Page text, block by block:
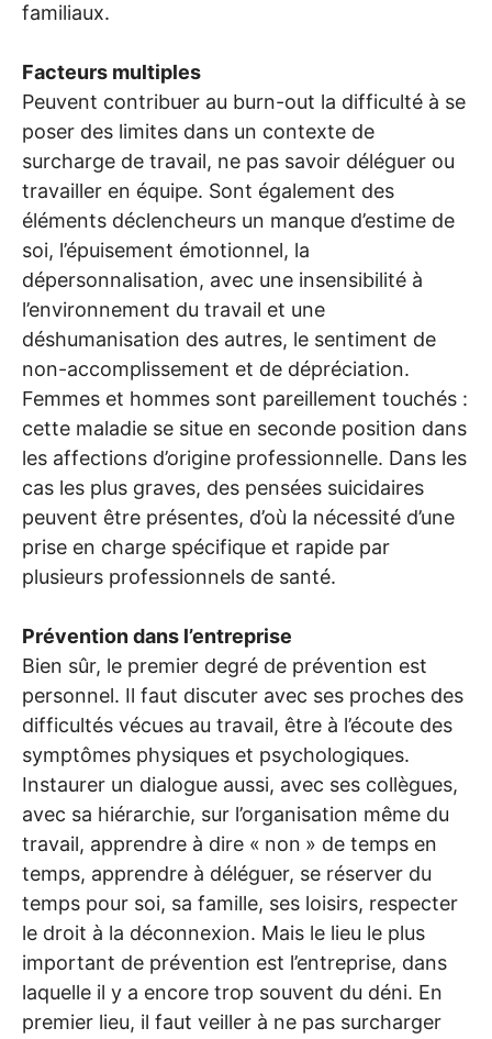
familiaux.
Facteurs multiples
Peuvent contribuer au burn-out la difficulté à se
poser des limites dans un contexte de
surcharge de travail, ne pas savoir déléguer ou
travailler en équipe. Sont également des
éléments déclencheurs un manque d’estime de
soi, l’épuisement émotionnel, la
dépersonnalisation, avec une insensibilité à
l’environnement du travail et une
déshumanisation des autres, le sentiment de
non-accomplissement et de dépréciation.
Femmes et hommes sont pareillement touchés :
cette maladie se situe en seconde position dans
les affections d’origine professionnelle. Dans les
cas les plus graves, des pensées suicidaires
peuvent être présentes, d’où la nécessité d’une
prise en charge spécifique et rapide par
plusieurs professionnels de santé.
Prévention dans l’entreprise
Bien sûr, le premier degré de prévention est
personnel. Il faut discuter avec ses proches des
difficultés vécues au travail, être à l’écoute des
symptômes physiques et psychologiques.
Instaurer un dialogue aussi, avec ses collègues,
avec sa hiérarchie, sur l’organisation même du
travail, apprendre à dire « non » de temps en
temps, apprendre à déléguer, se réserver du
temps pour soi, sa famille, ses loisirs, respecter
le droit à la déconnexion. Mais le lieu le plus
important de prévention est l’entreprise, dans
laquelle il y a encore trop souvent du déni. En
premier lieu, il faut veiller à ne pas surcharger